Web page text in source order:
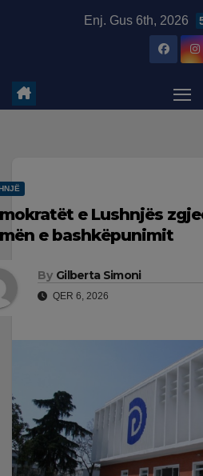
Enj. Gus 6th, 2026
e Lushnjës
e bashkëpunimit
By Gilberta Simoni
QER 6, 2026